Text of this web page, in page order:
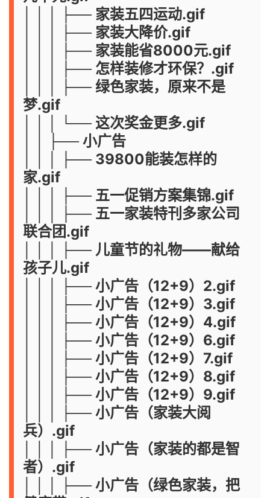
│ │ │ ├── 家装五四运动.gif
│ │ │ ├── 家装大降价.gif
│ │ │ ├── 家装能省8000元.gif
│ │ │ ├── 怎样装修才环保？.gif
│ │ │ ├── 绿色家装，原来不是
梦.gif
│ │ │ └── 这次奖金更多.gif
│ │ ├── 小广告
│ │ │ ├── 39800能装怎样的
家.gif
│ │ │ ├── 五一促销方案集锦.gif
│ │ │ ├── 五一家装特刊多家公司
联合团.gif
│ │ │ ├── 儿童节的礼物——献给
孩子儿.gif
│ │ │ ├── 小广告（12+9）2.gif
│ │ │ ├── 小广告（12+9）3.gif
│ │ │ ├── 小广告（12+9）4.gif
│ │ │ ├── 小广告（12+9）6.gif
│ │ │ ├── 小广告（12+9）7.gif
│ │ │ ├── 小广告（12+9）8.gif
│ │ │ ├── 小广告（12+9）9.gif
│ │ │ ├── 小广告（家装大阅
兵）.gif
│ │ │ ├── 小广告（家装的都是智
者）.gif
│ │ │ ├── 小广告（绿色家装，把